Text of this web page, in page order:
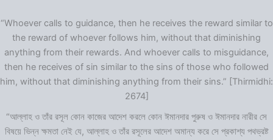
“Whoever calls to guidance, then he receives the reward similar to
the reward of whoever follows him, without that diminishing
anything from their rewards. And whoever calls to misguidance,
then he receives of sin similar to the sins of those who followed
him, without that diminishing anything from their sins.” [Thirmidhi:
2674]
“আল্লাহ ও তাঁর রসূল কোন কাজের আদেশ করলে কোন ঈমানদার পুরুষ ও ঈমানদার নারীর সে
বিষয়ে ভিন্ন ক্ষমতা নেই যে, আল্লাহ ও তাঁর রসূলের আদেশ অমান্য করে সে প্রকাশ্য পথভ্রষ্ট